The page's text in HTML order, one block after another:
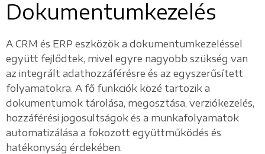
Dokumentumkezelés
A CRM és ERP eszközök a dokumentumkezeléssel
együtt fejlődtek, mivel egyre nagyobb szükség van
az integrált adathozzáférésre és az egyszerűsített
folyamatokra. A fő funkciók közé tartozik a
dokumentumok tárolása, megosztása, verziókezelés,
hozzáférési jogosultságok és a munkafolyamatok
automatizálása a fokozott együttműködés és
hatékonyság érdekében.